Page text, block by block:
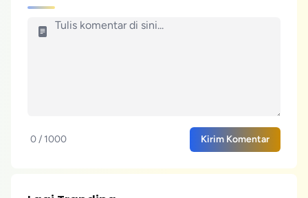
0 / 1000 Kirim Komentar